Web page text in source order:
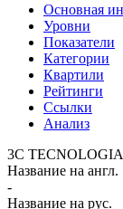
Основная
Уровни
Показатели
Категории
Квартили
Рейтинги
Ссылки
Анализ
3C TECNOLOGIA
Название на англ.
-
Название на рус.